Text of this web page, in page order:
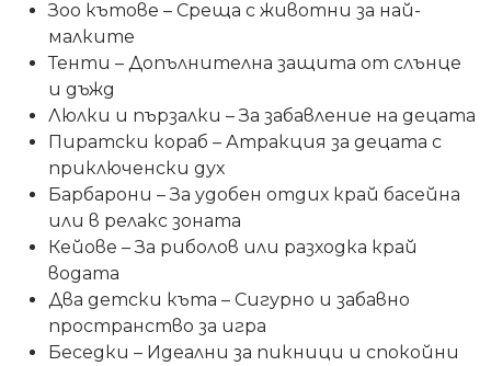
Зоо кътове – Среща с животни за най-
малките
Тенти – Допълнителна защита от слънце
и дъжд
Люлки и пързалки – За забавление на децата
Пиратски кораб – Атракция за децата с
приключенски дух
Барбарони – За удобен отдих край басейна
или в релакс зоната
Кейове – За риболов или разходка край
водата
Два детски къта – Сигурно и забавно
пространство за игра
Беседки – Идеални за пикници и спокойни